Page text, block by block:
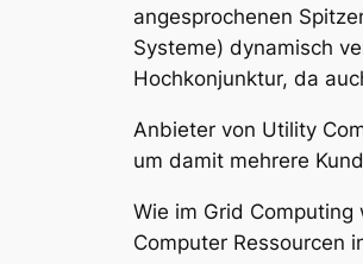
angesprochenen
Systeme) dynamisch
Hochkonjunktur, da
Anbieter von Utility
um damit mehrere
Wie im Grid
Computer Ressourcen